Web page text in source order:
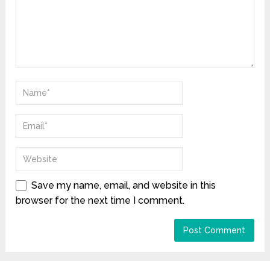
Save my name, email, and website in this
browser for the next time I comment.